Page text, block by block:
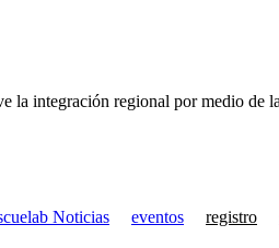
la integración regional por medio de
Noticias eventos registro